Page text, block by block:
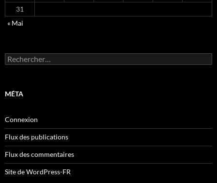
31
« Mai
Rechercher :
MÉTA
Connexion
Flux des publications
Flux des commentaires
Site de WordPress-FR